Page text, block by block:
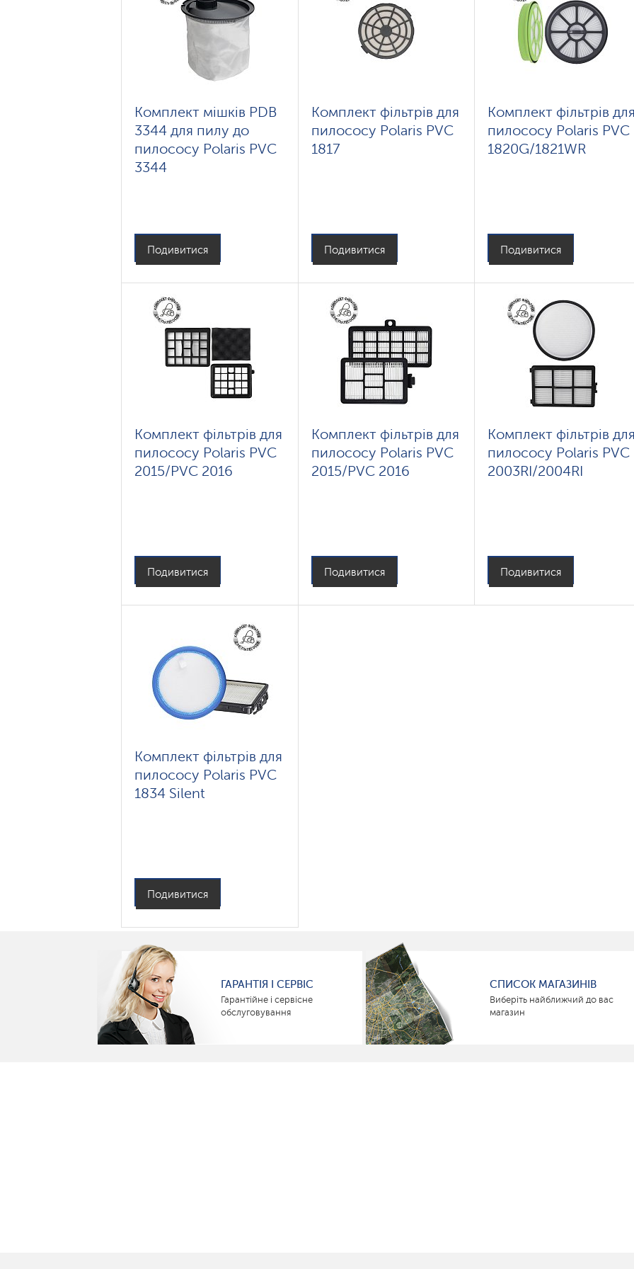
Комплект мішків PDB
3344 для пилу до
пилососу Polaris PVC
3344
Подивитися
Комплект фільтрів для
пилососу Polaris PVC
1817
Подивитися
Комплект фільтрів
пилососу Polaris PVC
1820G/1821WR
Подивитися
Комплект фільтрів для
пилососу Polaris PVC
2015/PVC 2016
Подивитися
Комплект фільтрів для
пилососу Polaris PVC
2015/PVC 2016
Подивитися
Комплект фільтрів
пилососу Polaris PVC
2003RI/2004RI
Подивитися
Комплект фільтрів для
пилососу Polaris PVC
1834 Silent
Подивитися
ГАРАНТІЯ І СЕРВІС
Гарантійне і сервісне
обслуговування
СПИСОК МАГАЗИНІВ
Виберіть найближчий до вас
магазин